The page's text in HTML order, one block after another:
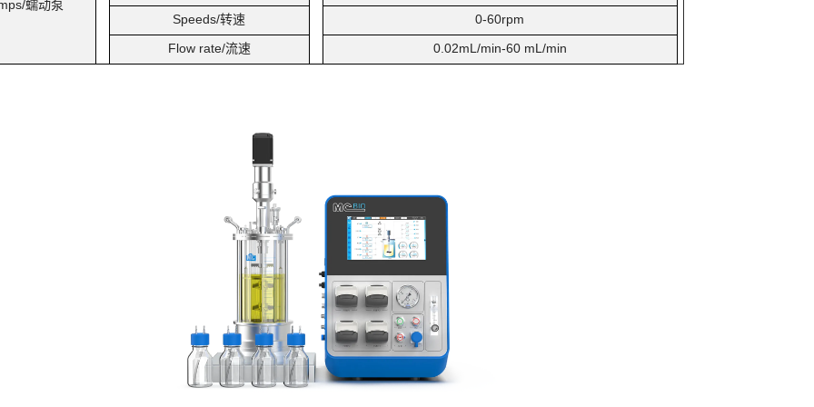
蠕动泵
Speeds/转速
0-60rpm
Flow rate/流速 0.02mL/min-60 mL/min